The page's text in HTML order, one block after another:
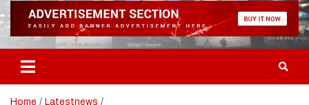
Home
Latestnews